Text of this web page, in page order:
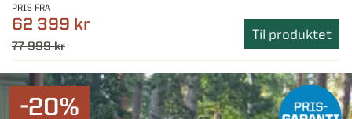
PRIS FRA
62 399 kr
77 999 kr
Til produktet
-20%